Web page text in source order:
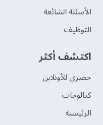
الأسئلة الشائعة
التوظيف
اكتشف أكثر
حصري للأونلاين
‫كتالوجات‬
الرئيسية